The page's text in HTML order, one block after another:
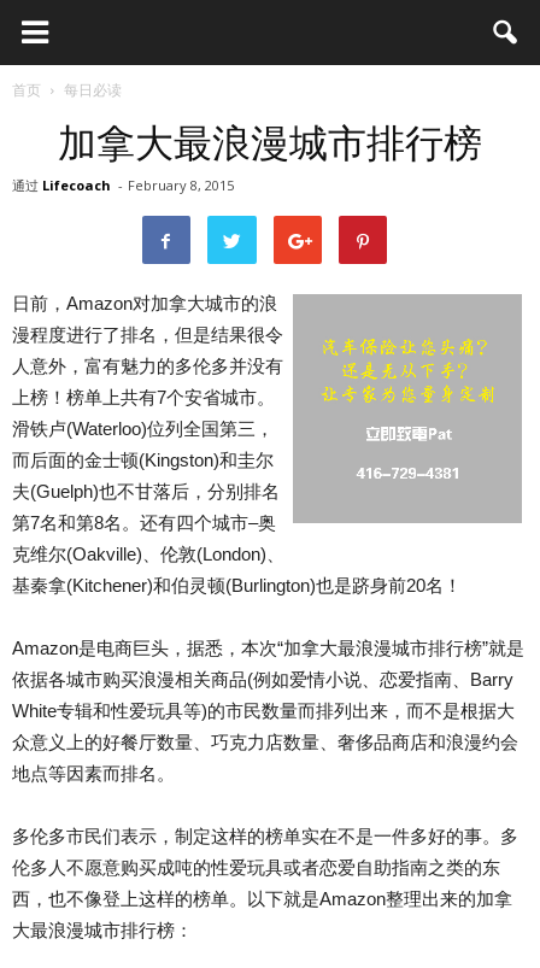
首页 每日必读
加拿大最浪漫城市排行榜
通过 Lifecoach - February 8, 2015
日前，Amazon对加拿大城市的浪
漫程度进行了排名，但是结果很令
人意外，富有魅力的多伦多并没有
上榜！榜单上共有7个安省城市。
滑铁卢(Waterloo)位列全国第三，
而后面的金士顿(Kingston)和圭尔
夫(Guelph)也不甘落后，分别排名
第7名和第8名。还有四个城市–奥
克维尔(Oakville)、伦敦(London)、
基秦拿(Kitchener)和伯灵顿(Burlington)也是跻身前20名！
Amazon是电商巨头，据悉，本次“加拿大最浪漫城市排行榜”就是
依据各城市购买浪漫相关商品(例如爱情小说、恋爱指南、Barry
White专辑和性爱玩具等)的市民数量而排列出来，而不是根据大
众意义上的好餐厅数量、巧克力店数量、奢侈品商店和浪漫约会
地点等因素而排名。
多伦多市民们表示，制定这样的榜单实在不是一件多好的事。多
伦多人不愿意购买成吨的性爱玩具或者恋爱自助指南之类的东
西，也不像登上这样的榜单。以下就是Amazon整理出来的加拿
大最浪漫城市排行榜：